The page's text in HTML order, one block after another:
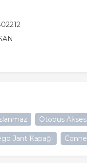
Otobus
Jant Kapağı